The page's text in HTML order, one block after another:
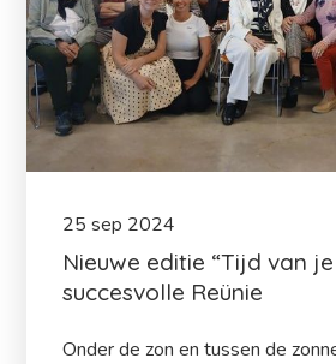
25 sep 2024
Nieuwe editie “Tijd van
succesvolle Reünie
Onder de zon en tussen de